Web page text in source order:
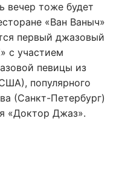
вечер тоже будет
«Ван Ваныч»
первый джазовый
с участием
певицы из
популярного
(Санкт-Петербург)
«Доктор Джаз».